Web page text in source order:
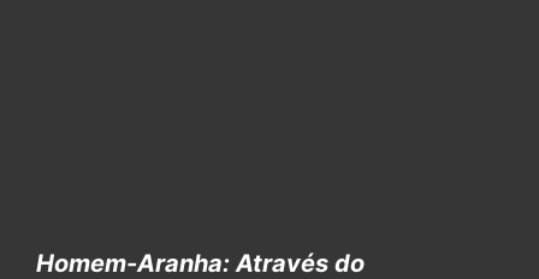
Homem-Aranha: Através do